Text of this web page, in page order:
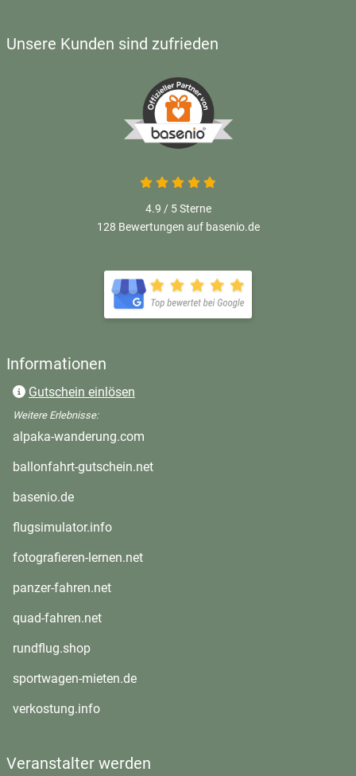
Unsere Kunden sind zufrieden
4.9 / 5Sterne
128 Bewertungen auf basenio.de
öffnet in neuem Fenster
Informationen
Gutschein einlösen
Weitere Erlebnisse:
alpaka-wanderung.com
ballonfahrt-gutschein.netöffnet in neuem Fenster
basenio.deöffnet in neuem Fenster
flugsimulator.infoöffnet in neuem Fenster
fotografieren-lernen.netöffnet in neuem Fenster
panzer-fahren.netöffnet in neuem Fenster
quad-fahren.netöffnet in neuem Fenster
rundflug.shopöffnet in neuem Fenster
sportwagen-mieten.deöffnet in neuem Fenster
verkostung.infoöffnet in neuem Fenster
Veranstalter werden